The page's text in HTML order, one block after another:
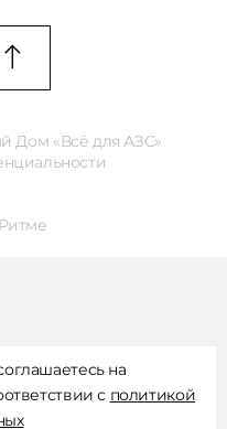
Дом «Всё для АЗС»
на
с политикой